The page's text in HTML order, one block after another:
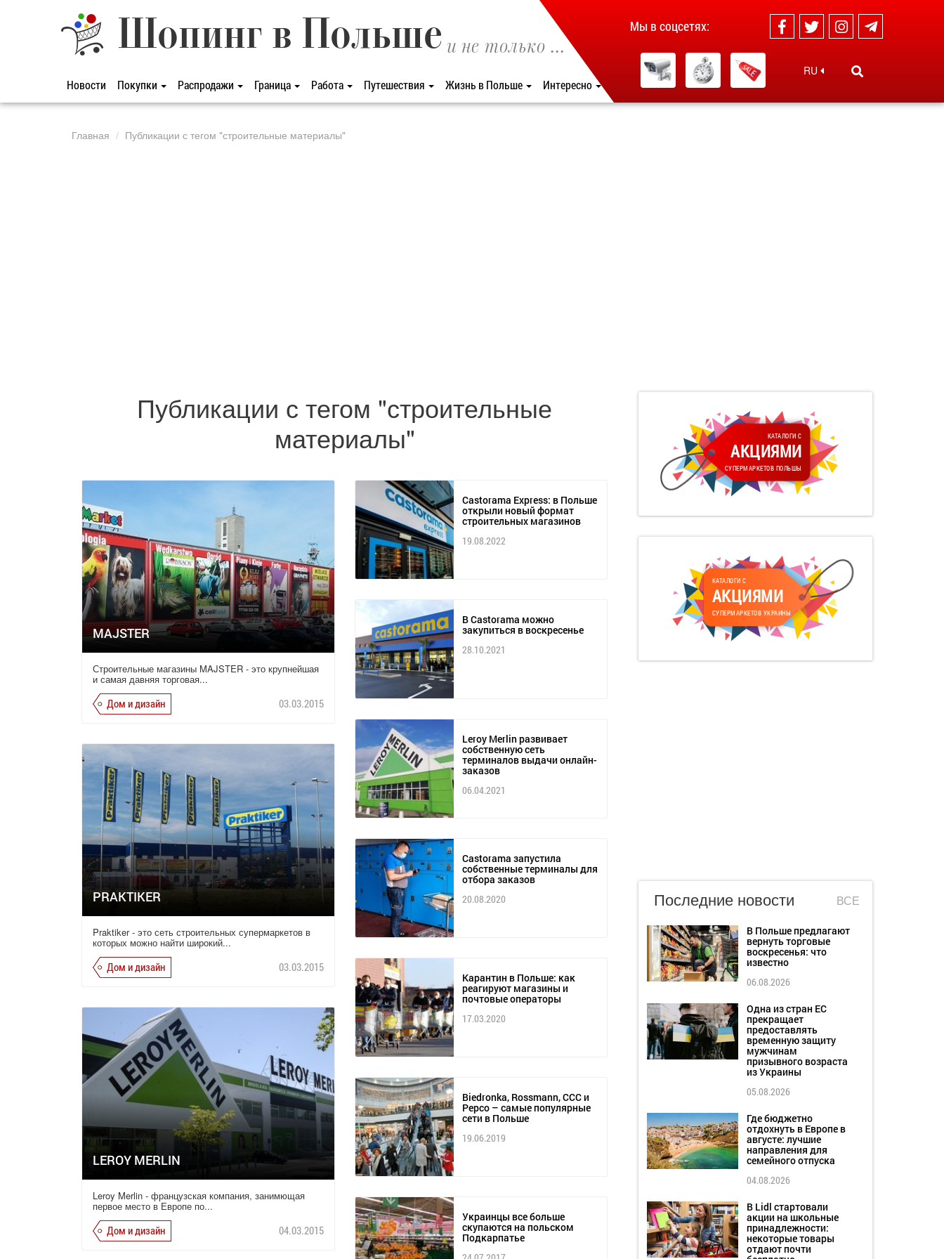
Шопинг в Польше и не только ...
Новости Покупки Распродажи Граница Работа Путешествия Жизнь в Польше Интересно
Мы в соцсетях:
RU
Главная Публикации с тегом "строительные материалы"
Публикации с тегом "строительные
материалы"
MAJSTER
Строительные магазины MAJSTER - это крупнейшая
и самая давняя торговая...
Дом и дизайн 03.03.2015
PRAKTIKER
Praktiker - это сеть строительных супермаркетов в
которых можно найти широкий...
Дом и дизайн 03.03.2015
LEROY MERLIN
Leroy Merlin - французская компания, занимющая
первое место в Европе по...
Дом и дизайн 04.03.2015
Castorama Express: в Польше
открыли новый формат
строительных магазинов
19.08.2022
В Castorama можно
закупиться в воскресенье
28.10.2021
Leroy Merlin развивает
собственную сеть
терминалов выдачи онлайн-
заказов
06.04.2021
Castorama запустила
собственные терминалы для
отбора заказов
20.08.2020
Карантин в Польше: как
реагируют магазины и
почтовые операторы
17.03.2020
Biedronka, Rossmann, CCC и
Pepco – самые популярные
сети в Польше
19.06.2019
Украинцы все больше
скупаются на польском
Подкарпатье
КАТАЛОГИ С
АКЦИЯМИ
СУПЕРМАРКЕТОВ ПОЛЬШЫ
КАТАЛОГИ С
АКЦИЯМИ
СУПЕРМАРКЕТОВ УКРАИНЫ
Последние новости ВСЕ
В Польше предлагают
вернуть торговые
воскресенья: что
известно
06.08.2026
Одна из стран ЕС
прекращает
предоставлять
временную защиту
мужчинам
призывного возраста
из Украины
05.08.2026
Где бюджетно
отдохнуть в Европе в
августе: лучшие
направления для
семейного отпуска
04.08.2026
В Lidl стартовали
акции на школьные
принадлежности:
некоторые товары
отдают почти